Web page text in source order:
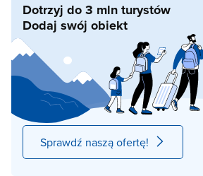
Dotrzyj do 3 mln turystów
Dodaj swój obiekt
Sprawdź naszą ofertę!